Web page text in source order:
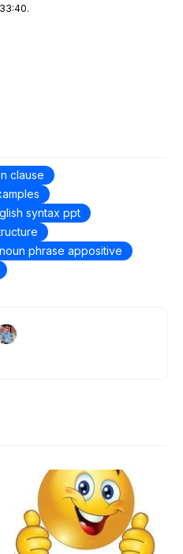
clause
syntax ppt
noun phrase appositive